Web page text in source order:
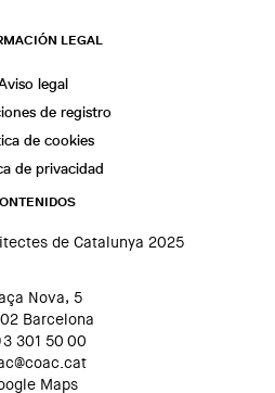
LEGAL
legal
de registro
de cookies
de privacidad
de Catalunya 2025
Nova, 5
Barcelona
301 50 00
Maps